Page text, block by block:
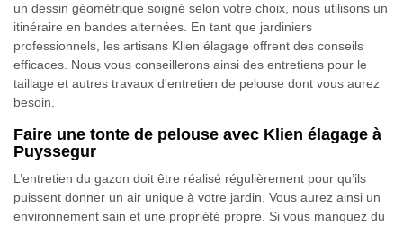
un dessin géométrique soigné selon votre choix, nous utilisons un
itinéraire en bandes alternées. En tant que jardiniers
professionnels, les artisans Klien élagage offrent des conseils
efficaces. Nous vous conseillerons ainsi des entretiens pour le
taillage et autres travaux d'entretien de pelouse dont vous aurez
besoin.
Faire une tonte de pelouse avec Klien élagage à
Puyssegur
L’entretien du gazon doit être réalisé régulièrement pour qu’ils
puissent donner un air unique à votre jardin. Vous aurez ainsi un
environnement sain et une propriété propre. Si vous manquez du